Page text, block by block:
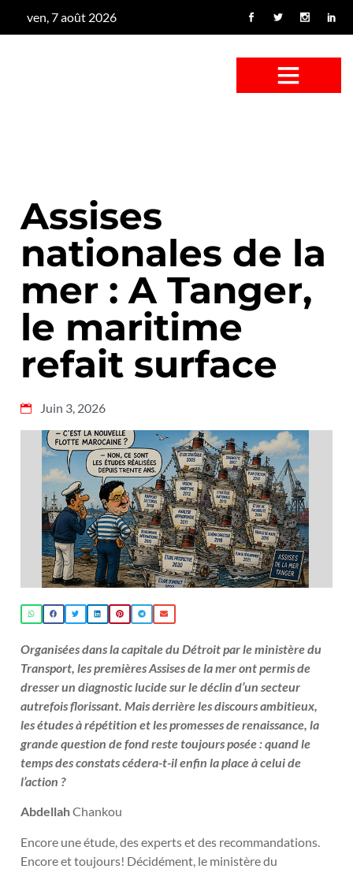
ven, 7 août 2026
Assises
nationales de la
mer : A Tanger,
le maritime
refait surface
Juin 3, 2026
Organisées dans la capitale du Détroit par le ministère du
Transport, les premières Assises de la mer ont permis de
dresser un diagnostic lucide sur le déclin d’un secteur
autrefois florissant. Mais derrière les discours ambitieux,
les études à répétition et les promesses de renaissance, la
grande question de fond reste toujours posée : quand le
temps des constats cédera-t-il enfin la place à celui de
l’action ?
AbdellahChankou
Encore une étude, des experts et des recommandations.
Encore et toujours! Décidément, le ministère du